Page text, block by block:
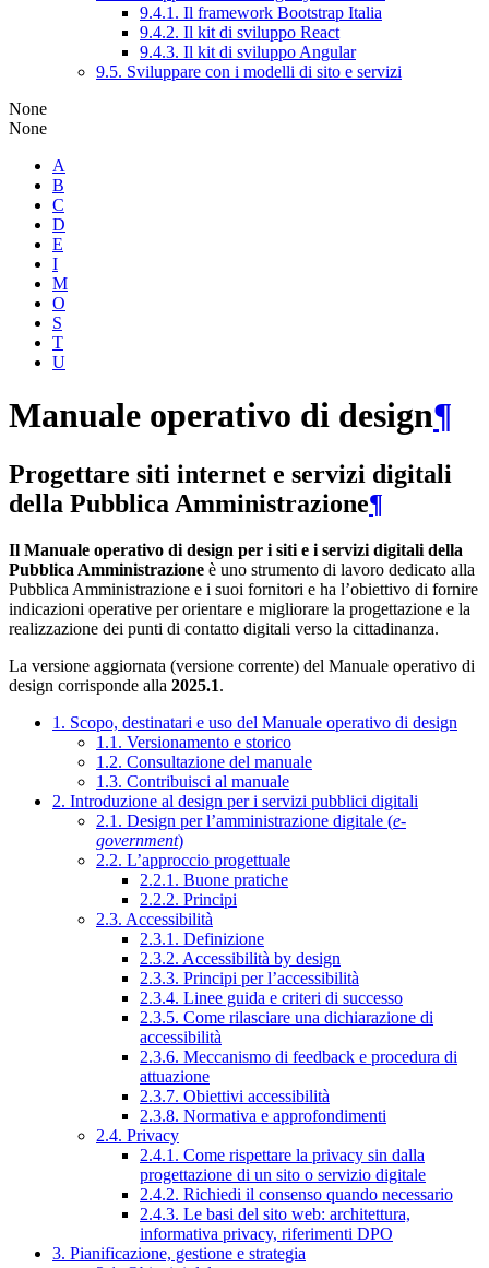
9.4.1. Il framework Bootstrap Italia
9.4.2. Il kit di sviluppo React
9.4.3. Il kit di sviluppo Angular
9.5. Sviluppare con i modelli di sito e servizi
None
None
A
B
C
D
E
I
M
O
S
T
U
Manuale operativo di design¶
Progettare siti internet e servizi digitali
della Pubblica Amministrazione¶
Il Manuale operativo di design per i siti e i servizi digitali della
Pubblica Amministrazione è uno strumento di lavoro dedicato alla
Pubblica Amministrazione e i suoi fornitori e ha l’obiettivo di fornire
indicazioni operative per orientare e migliorare la progettazione e la
realizzazione dei punti di contatto digitali verso la cittadinanza.
La versione aggiornata (versione corrente) del Manuale operativo di
design corrisponde alla 2025.1.
1. Scopo, destinatari e uso del Manuale operativo di design
1.1. Versionamento e storico
1.2. Consultazione del manuale
1.3. Contribuisci al manuale
2. Introduzione al design per i servizi pubblici digitali
2.1. Design per l’amministrazione digitale (e-
government)
2.2. L’approccio progettuale
2.2.1. Buone pratiche
2.2.2. Principi
2.3. Accessibilità
2.3.1. Definizione
2.3.2. Accessibilità by design
2.3.3. Principi per l’accessibilità
2.3.4. Linee guida e criteri di successo
2.3.5. Come rilasciare una dichiarazione di
accessibilità
2.3.6. Meccanismo di feedback e procedura di
attuazione
2.3.7. Obiettivi accessibilità
2.3.8. Normativa e approfondimenti
2.4. Privacy
2.4.1. Come rispettare la privacy sin dalla
progettazione di un sito o servizio digitale
2.4.2. Richiedi il consenso quando necessario
2.4.3. Le basi del sito web: architettura,
informativa privacy, riferimenti DPO
3. Pianificazione, gestione e strategia